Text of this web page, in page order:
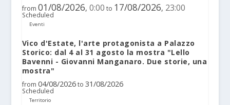
from 01/08/2026, 0:00 to 17/08/2026, 23:00
Scheduled
Eventi
Vico d'Estate, l'arte protagonista a Palazzo
Storico: dal 4 al 31 agosto la mostra "Lello
Bavenni - Giovanni Manganaro. Due storie, una
mostra"
from 04/08/2026 to 31/08/2026
Scheduled
Territorio